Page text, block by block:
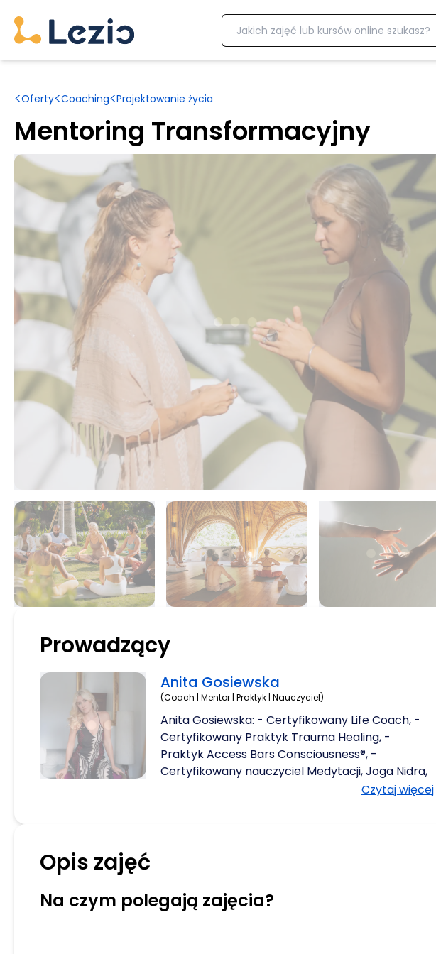
<Oferty<Coaching<Projektowanie życia
Mentoring Transformacyjny
Prowadzący
Anita Gosiewska
(Coach | Mentor | Praktyk | Nauczyciel)
Anita Gosiewska: - Certyfikowany Life Coach, -
Certyfikowany Praktyk Trauma Healing, -
Praktyk Access Bars Consciousness®, -
Certyfikowany nauczyciel Medytacji, Joga Nidra,
Hatha Joga, Vinyasa Joga, Hot Joga. Był taki
DEPRESJI i ZAGUBIENIA. Byłam na skraju
załamania zdrowia, moje ciało i mój układ
Czytaj więcej
Opis zajęć
Na czym polegają zajęcia?